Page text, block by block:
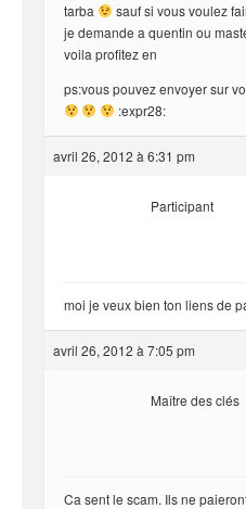
tarba
sauf si vous voulez
je demande a quentin ou
voila profitez en
ps:vous pouvez envoyer sur
:expr28:
avril 26, 2012 à 6:31 pm
Participant
moi je veux bien ton liens de
avril 26, 2012 à 7:05 pm
Maître des clés
Ca sent le scam. Ils ne